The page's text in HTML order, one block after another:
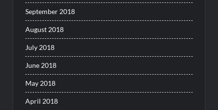
September 2018
August 2018
July 2018
June 2018
May 2018
April 2018